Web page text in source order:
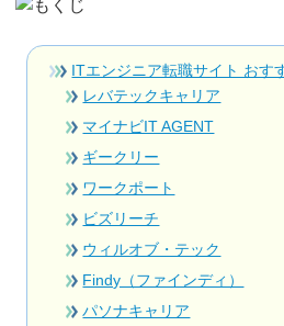
ITエンジニア転職サイト おす
レバテックキャリア
マイナビIT AGENT
ギークリー
ワークポート
ビズリーチ
ウィルオブ・テック
Findy（ファインディ）
パソナキャリア